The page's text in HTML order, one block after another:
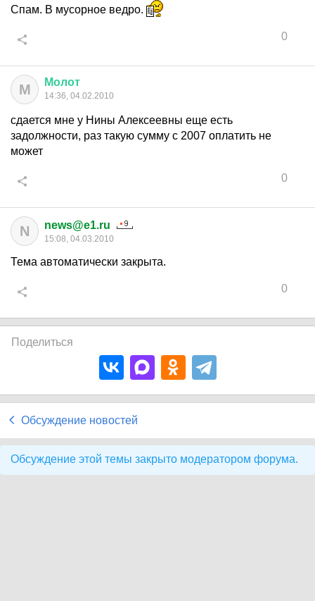
Спам. В мусорное ведро.
0
М Молот
14:36, 04.02.2010
сдается мне у Нины Алексеевны еще есть
задолжности, раз такую сумму с 2007 оплатить не
может
0
N news@e1.ru
15:08, 04.03.2010
Тема автоматически закрыта.
0
Поделиться
Обсуждение новостей
Обсуждение этой темы закрыто модератором форума.